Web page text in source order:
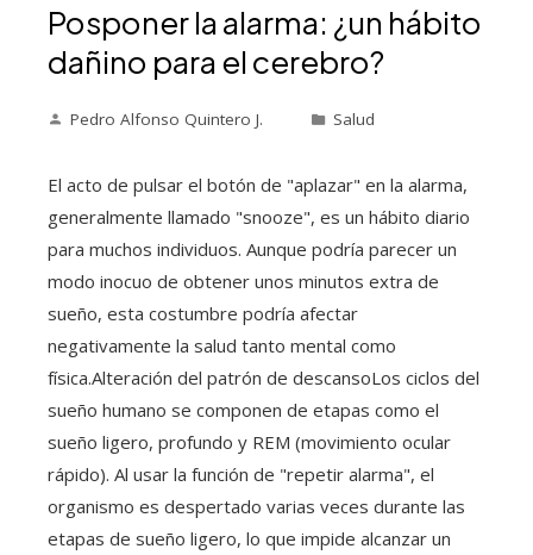
Posponer la alarma: ¿un hábito
dañino para el cerebro?
Pedro Alfonso Quintero J. Salud
El acto de pulsar el botón de "aplazar" en la alarma,
generalmente llamado "snooze", es un hábito diario
para muchos individuos. Aunque podría parecer un
modo inocuo de obtener unos minutos extra de
sueño, esta costumbre podría afectar
negativamente la salud tanto mental como
física.Alteración del patrón de descansoLos ciclos del
sueño humano se componen de etapas como el
sueño ligero, profundo y REM (movimiento ocular
rápido). Al usar la función de "repetir alarma", el
organismo es despertado varias veces durante las
etapas de sueño ligero, lo que impide alcanzar un